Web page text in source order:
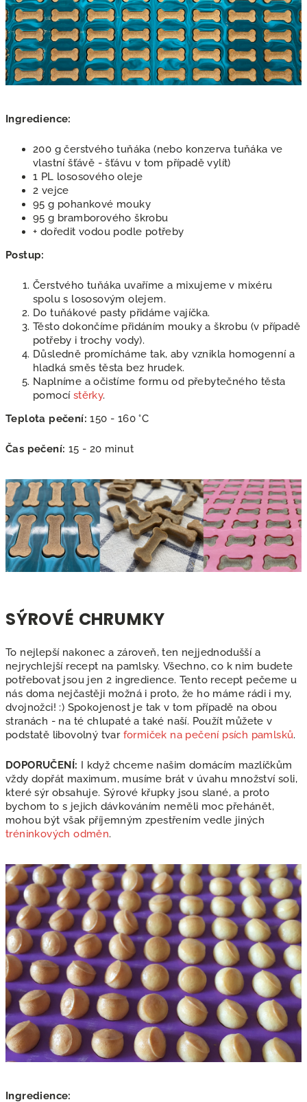
Ingredience:
200 g čerstvého tuňáka (nebo konzerva tuňáka ve
vlastní šťávě - šťávu v tom případě vylít)
1 PL lososového oleje
2 vejce
95 g pohankové mouky
95 g bramborového škrobu
+ doředit vodou podle potřeby
Postup:
Čerstvého tuňáka uvaříme a mixujeme v mixéru
spolu s lososovým olejem.
Do tuňákové pasty přidáme vajíčka.
Těsto dokončíme přidáním mouky a škrobu (v případě
potřeby i trochy vody).
Důsledně promícháme tak, aby vznikla homogenní a
hladká směs těsta bez hrudek.
Naplníme a očistíme formu od přebytečného těsta
pomocí stěrky.
Teplota pečení: 150 - 160 °C
Čas pečení: 15 - 20 minut
SÝROVÉ CHRUMKY
To nejlepší nakonec a zároveň, ten nejjednodušší a
nejrychlejší recept na pamlsky. Všechno, co k nim budete
potřebovat jsou jen 2 ingredience. Tento recept pečeme u
nás doma nejčastěji možná i proto, že ho máme rádi i my,
dvojnožci! :) Spokojenost je tak v tom případě na obou
stranách - na té chlupaté a také naší. Použít můžete v
podstatě libovolný tvarformiček na pečení psích pamlsků.
DOPORUČENÍ: I když chceme našim domácím mazlíčkům
vždy dopřát maximum, musíme brát v úvahu množství soli,
které sýr obsahuje. Sýrové křupky jsou slané, a proto
bychom to s jejich dávkováním neměli moc přehánět,
mohou být však příjemným zpestřením vedle jiných
tréninkových odměn.
Ingredience: